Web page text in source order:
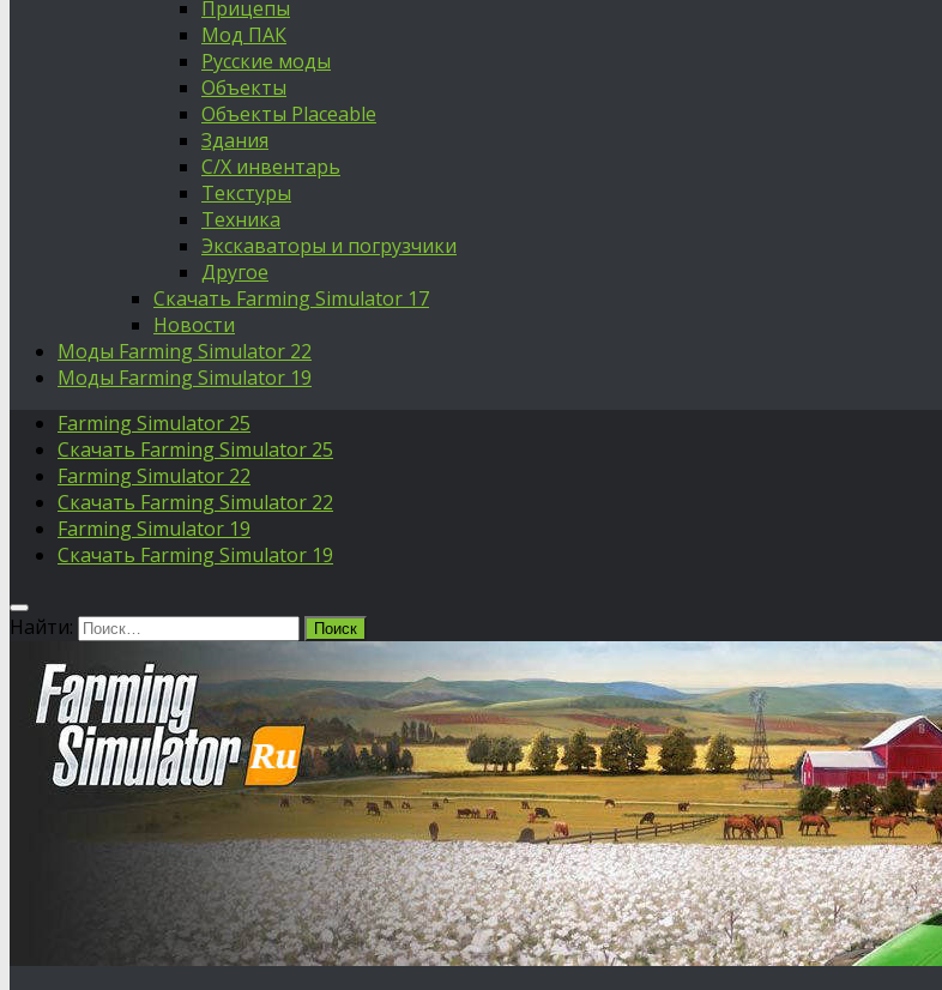
Прицепы
Мод ПАК
Русские моды
Объекты
Объекты Placeable
Здания
С/Х инвентарь
Текстуры
Техника
Экскаваторы и погрузчики
Другое
Скачать Farming Simulator 17
Новости
Моды Farming Simulator 22
Моды Farming Simulator 19
Farming Simulator 25
Скачать Farming Simulator 25
Farming Simulator 22
Скачать Farming Simulator 22
Farming Simulator 19
Скачать Farming Simulator 19
Найти: